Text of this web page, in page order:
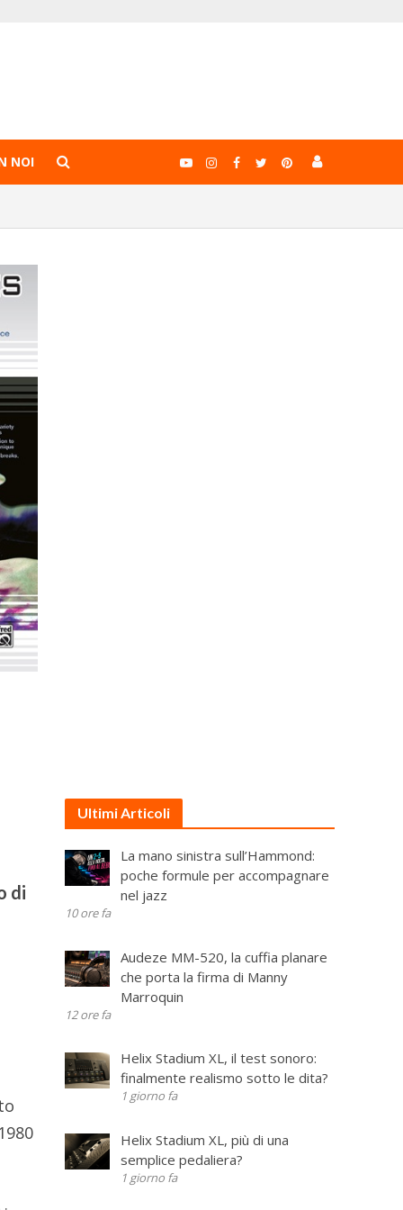
NOI
di
Ultimi Articoli
La mano sinistra sull’Hammond:
poche formule per accompagnare
nel jazz
10 ore fa
Audeze MM-520, la cuffia planare
che porta la firma di Manny
Marroquin
12 ore fa
Helix Stadium XL, il test sonoro:
finalmente realismo sotto le dita?
1 giorno fa
Helix Stadium XL, più di una
semplice pedaliera?
1 giorno fa